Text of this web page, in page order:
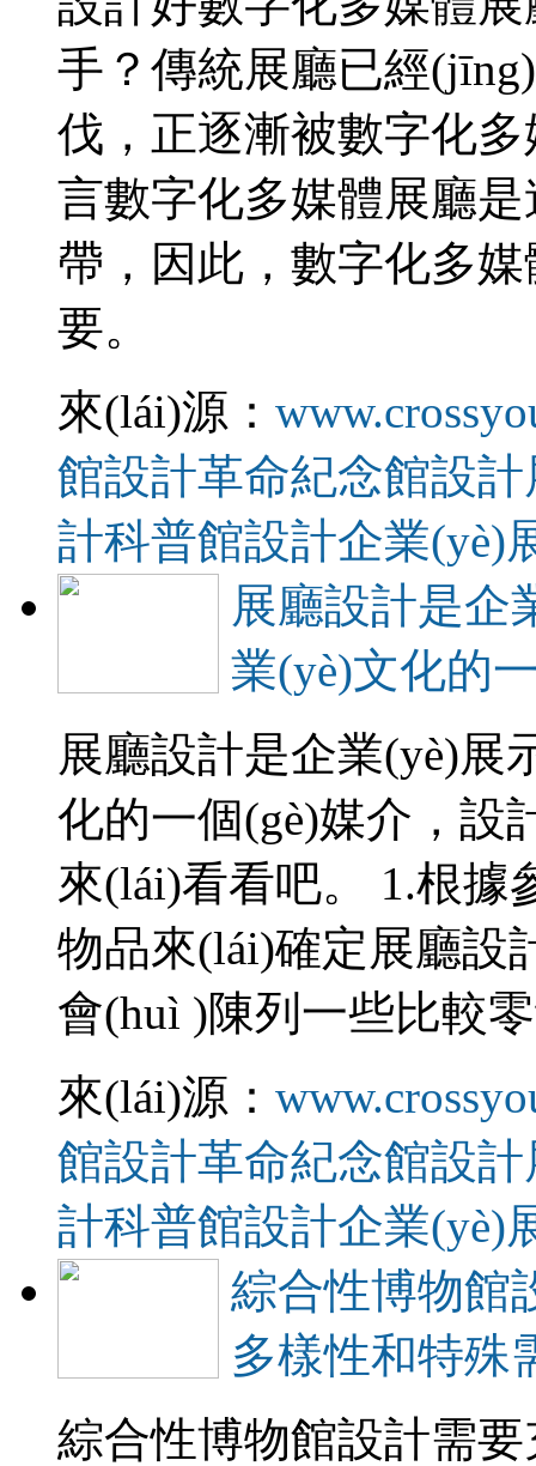
手？傳統展廳已經
伐，正逐漸被數字化
言數字化多媒體展廳
帶，因此，數字
要。
來(lái)源：
館設計革命紀念館設計
計科普館設計企業(yè)
展廳設計是企
業(yè)文化的
展廳設計是企業(yè)展
化的一個(gè)媒介，
來(lái)看看吧。 1.根據
物品來(lái)確定展廳設
會(huì )陳列一些比較
來(lái)源：
館設計革命紀念館設計
計科普館設計企業(yè)
綜合性博物館
多樣性和特殊
綜合性博物館設計需